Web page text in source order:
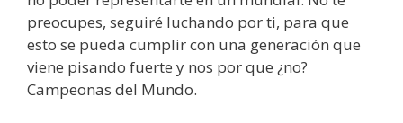
preocupes, seguiré luchando por ti, para que
esto se pueda cumplir con una generación que
viene pisando fuerte y nos por que ¿no?
Campeonas del Mundo.